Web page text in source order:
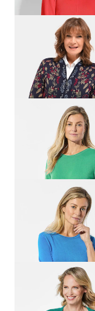
+ 7
GOLDNER
169,00 CHF
Strickpullover mit U-
99,00 CHF119,00 CHF
Strickpullover mit U-
99,00 CHF119,00 CHF